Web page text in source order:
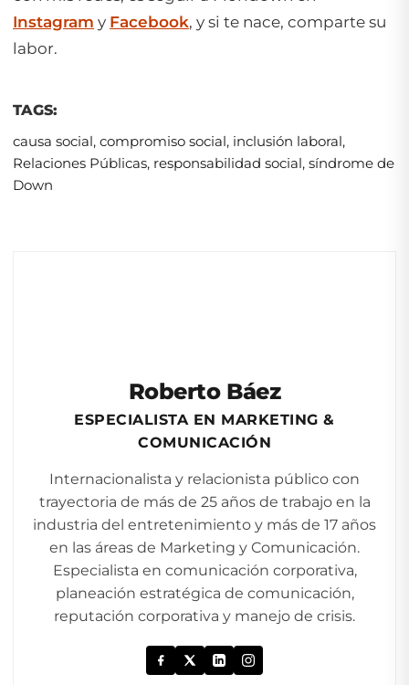
Instagram y Facebook, y si te nace, comparte su
labor.
TAGS:
causa social, compromiso social, inclusión laboral,
Relaciones Públicas, responsabilidad social, síndrome de
Down
Roberto Báez
ESPECIALISTA EN MARKETING &
COMUNICACIÓN
Internacionalista y relacionista público con
trayectoria de más de 25 años de trabajo en la
industria del entretenimiento y más de 17 años
en las áreas de Marketing y Comunicación.
Especialista en comunicación corporativa,
planeación estratégica de comunicación,
reputación corporativa y manejo de crisis.